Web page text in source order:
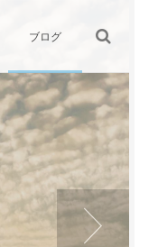
ブログ